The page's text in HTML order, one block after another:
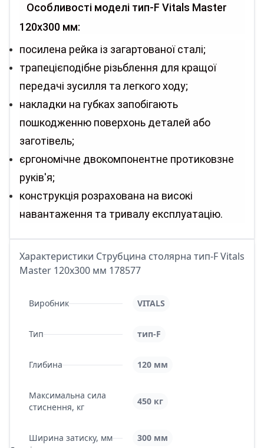
Особливості моделі тип-F Vitals Master
120х300 мм:
посилена рейка із загартованої сталі;
трапецієподібне різьблення для кращої
передачі зусилля та легкого ходу;
накладки на губках запобігають
пошкодженню поверхонь деталей або
заготівель;
єргономічне двокомпонентне протиковзне
руків'я;
конструкція розрахована на високі
навантаження та тривалу експлуатацію.
Характеристики Струбцина столярна тип-F Vitals
Master 120х300 мм 178577
Виробник VITALS
Тип тип-F
Глибина 120 мм
Максимальна сила
стиснення, кг
450 кг
Ширина затиску, мм
300 мм